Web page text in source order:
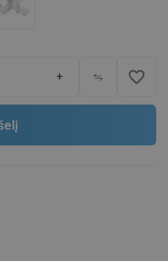
+ favorite_border